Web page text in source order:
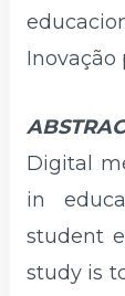
Inovação
Digital
in
student
study is